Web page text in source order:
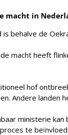
macht in
is behalve de
macht heeft
hof
Andere landen
ministerie
te